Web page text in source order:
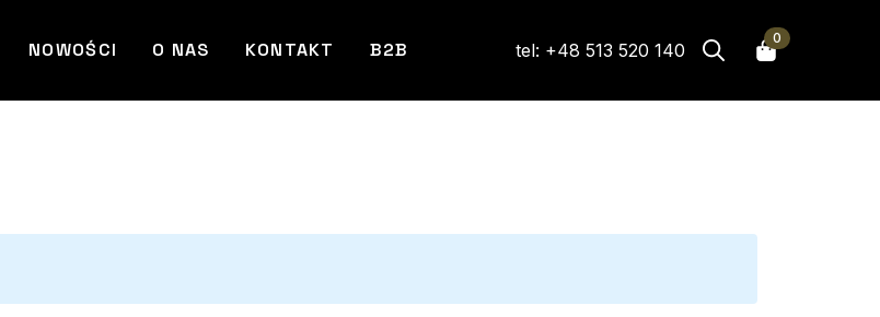
NOWOŚCI O NAS KONTAKT B2B
tel: +48 513 520 140
0